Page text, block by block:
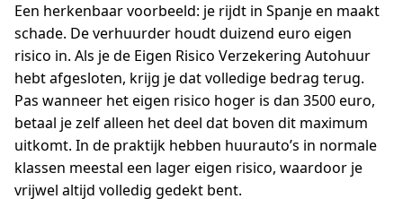
Een herkenbaar voorbeeld: je rijdt in Spanje en maakt
schade. De verhuurder houdt duizend euro eigen
risico in. Als je de Eigen Risico Verzekering Autohuur
hebt afgesloten, krijg je dat volledige bedrag terug.
Pas wanneer het eigen risico hoger is dan 3500 euro,
betaal je zelf alleen het deel dat boven dit maximum
uitkomt. In de praktijk hebben huurauto’s in normale
klassen meestal een lager eigen risico, waardoor je
vrijwel altijd volledig gedekt bent.